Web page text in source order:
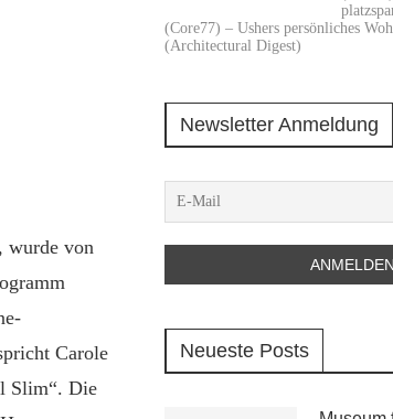
wurde von
Carole
Slim“. Die
(Core77) – Ushers persönliches
(Architectural Digest)
Newsletter Anmeldung
Neueste Posts